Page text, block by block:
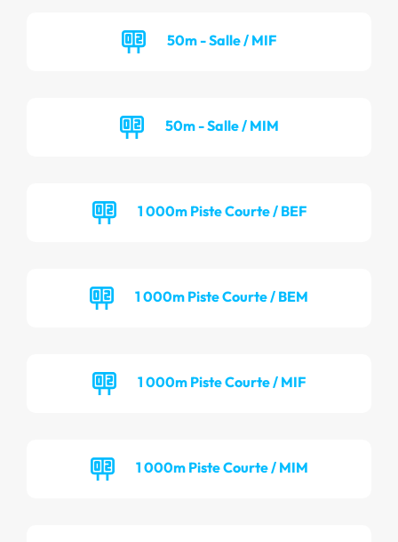
50m - Salle / MIF
50m - Salle / MIM
1 000m Piste Courte / BEF
1 000m Piste Courte / BEM
1 000m Piste Courte / MIF
1 000m Piste Courte / MIM